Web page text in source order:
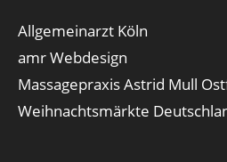
Allgemeinarzt Köln
amr Webdesign
Massagepraxis Astrid Mull
Weihnachtsmärkte